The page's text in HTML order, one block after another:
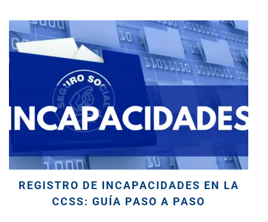
REGISTRO DE INCAPACIDADES EN LA
CCSS: GUÍA PASO A PASO